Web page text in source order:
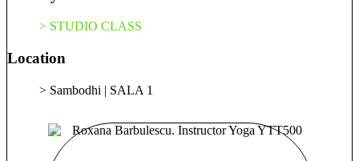
dezvoltă răbdarea, spiritul de observație și disciplina. Vinyasa
propun să aduc yoga în lumea modernă, care are nevoie de
diferite pentru corpul energetic și cel fizic. Te aștept la clase să
> STUDIO CLASS
Location
> Sambodhi | SALA 1